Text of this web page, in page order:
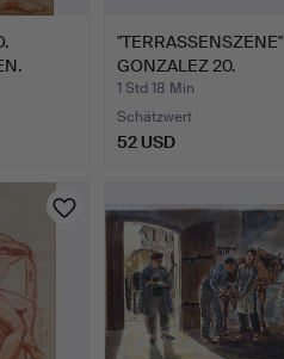
"TERRASSENSZENE"
GONZALEZ 20.
JAHRHUNDERT.…
1 Std 18 Min
Schätzwert
52 USD